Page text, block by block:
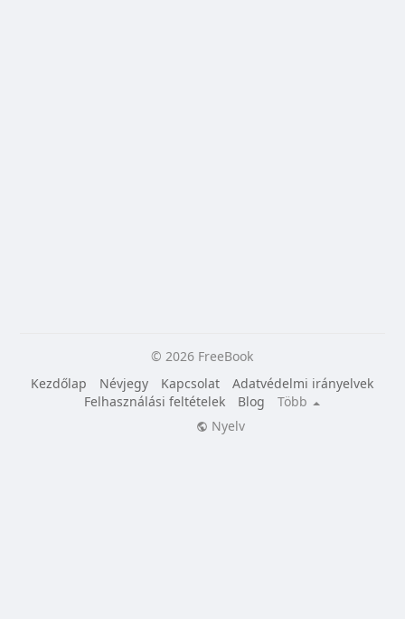
© 2026 FreeBook
Kezdőlap
Névjegy Kapcsolat
Adatvédelmi irányelvek
Felhasználási feltételek
Blog
Több
Nyelv